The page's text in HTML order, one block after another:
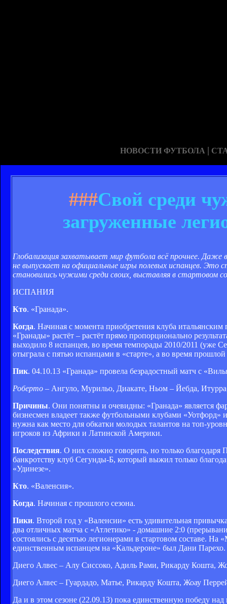
НОВОСТИ ФУТБОЛА |
###Свой среди
загруженные
Глобализация захватывает мир футбола всё прочнее.
не выпускает на официальные игры полевых испанцев. Это
становились чужими среди своих, выставляя в стартовом
ИСПАНИЯ
Кто. «Гранада».
Когда. Начиная с момента приобретения клуба
«Гранады» растёт – растёт прямо пропорционально
выходило 8 испанцев, во время темпорады 2010/2011 (уже
отыграла с пятью испанцами в «старте», а во время
Пик. 04.10.13 «Гранада» провела безрадостный матч с
Роберто – Ангуло, Мурильо, Диакате, Ньом – Йебда,
Причины. Они понятны и очевидны: «Гранада» является
бизнесмен владеет также футбольными клубами «Уотфорд»
нужна как место для обкатки молодых талантов на топ-
игроков из Африки и Латинской Америки.
Последствия. О них сложно говорить, но только
банкротству клуб Сегунды-Б, который выжил только
«Удинезе».
Кто. «Валенсия».
Когда. Начиная с прошлого сезона.
Пики. Второй год у «Валенсии» есть удивительная
два отличных матча с «Атлетико» - домашние 2:0
состоялись с десятью легионерами в стартовом составе.
единственным испанцем на «Кальдероне» был Дани Парехо.
Диего Алвес – Алу Сиссоко, Адиль Рами, Рикарду Кошта,
Диего Алвес – Гуардадо, Матье, Рикарду Кошта, Жоау
Да и в этом сезоне (22.09.13) пока единственную победу